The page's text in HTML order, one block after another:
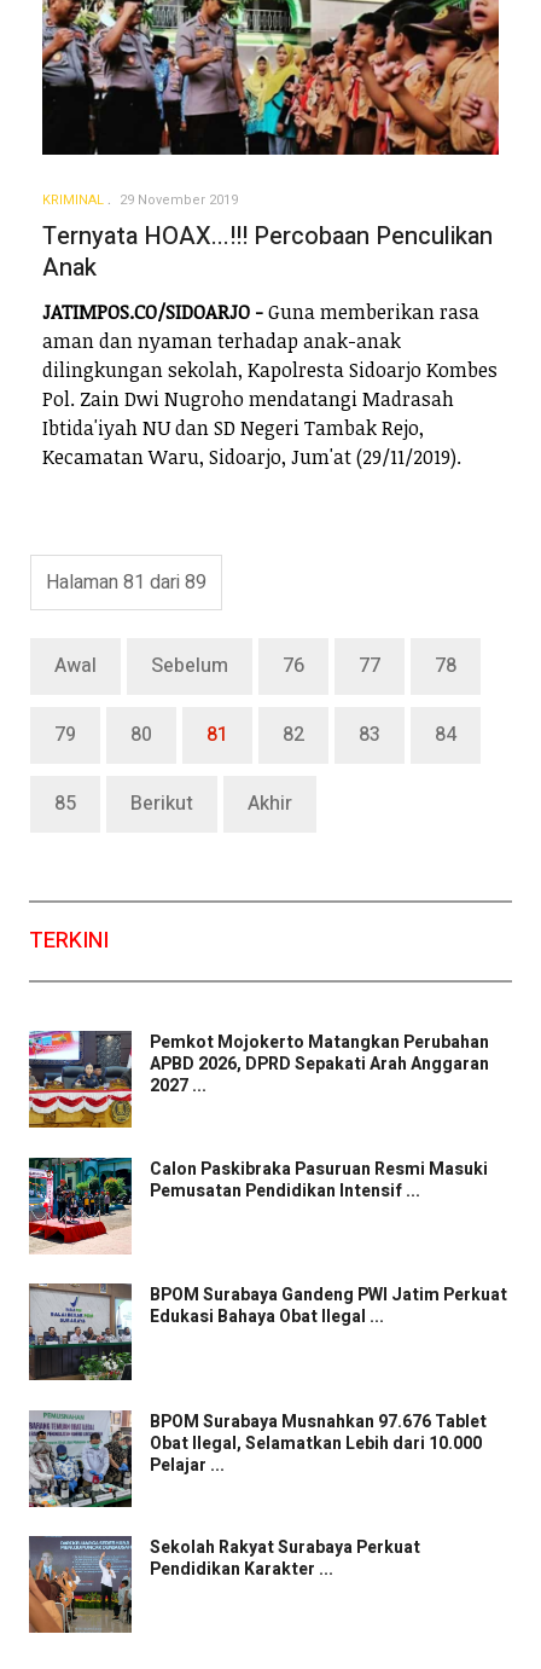
KRIMINAL 29 November 2019
Ternyata HOAX...!!! Percobaan Penculikan
Anak
JATIMPOS.CO/SIDOARJO -Guna memberikan rasa
aman dan nyaman terhadap anak-anak
dilingkungan sekolah, Kapolresta Sidoarjo Kombes
Pol. Zain Dwi Nugroho mendatangi Madrasah
Ibtida'iyah NU dan SD Negeri Tambak Rejo,
Kecamatan Waru, Sidoarjo, Jum'at (29/11/2019).
Halaman 81 dari 89
Awal Sebelum 76 77 78
79 80 81 82 83 84
85 Berikut Akhir
TERKINI
Pemkot Mojokerto Matangkan Perubahan
APBD 2026, DPRD Sepakati Arah Anggaran
2027 ...
Calon Paskibraka Pasuruan Resmi Masuki
Pemusatan Pendidikan Intensif ...
BPOM Surabaya Gandeng PWI Jatim Perkuat
Edukasi Bahaya Obat Ilegal ...
BPOM Surabaya Musnahkan 97.676 Tablet
Obat Ilegal, Selamatkan Lebih dari 10.000
Pelajar ...
Sekolah Rakyat Surabaya Perkuat
Pendidikan Karakter ...